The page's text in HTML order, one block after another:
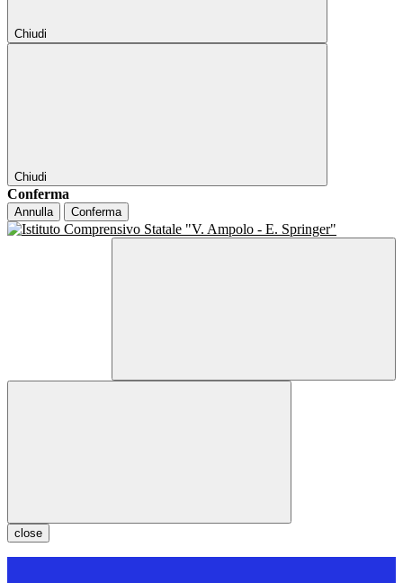
Chiudi
Chiudi
Conferma
Annulla Conferma
close